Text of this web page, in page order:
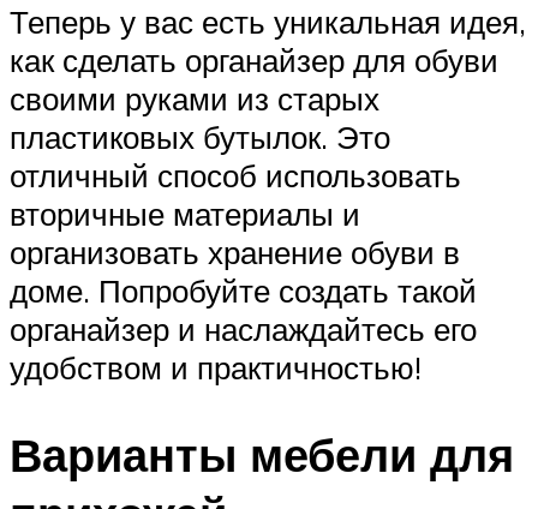
Теперь у вас есть уникальная идея,
как сделать органайзер для обуви
своими руками из старых
пластиковых бутылок. Это
отличный способ использовать
вторичные материалы и
организовать хранение обуви в
доме. Попробуйте создать такой
органайзер и наслаждайтесь его
удобством и практичностью!
Варианты мебели для